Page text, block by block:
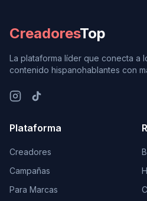
CreadoresTop
La plataforma líder que conecta a
contenido hispanohablantes con
Plataforma
Creadores
Campañas
Para Marcas